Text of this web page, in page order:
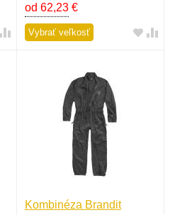
od 62,23€
Vybrať veľkosť
Kombinéza Brandit